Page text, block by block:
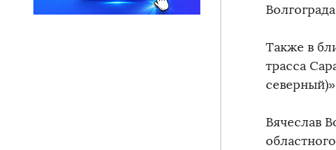
Также в
трасса
Вячеслав